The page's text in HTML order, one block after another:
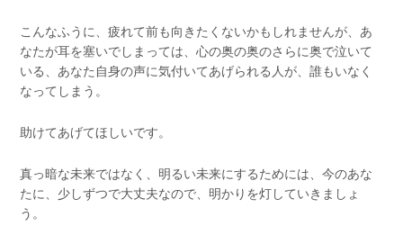
こんなふうに、疲れて前も向きたくないかもしれませんが、あ
なたが耳を塞いでしまっては、心の奥の奥のさらに奥で泣いて
いる、あなた自身の声に気付いてあげられる人が、誰もいなく
なってしまう。
助けてあげてほしいです。
真っ暗な未来ではなく、明るい未来にするためには、今のあな
たに、少しずつで大丈夫なので、明かりを灯していきましょ
う。